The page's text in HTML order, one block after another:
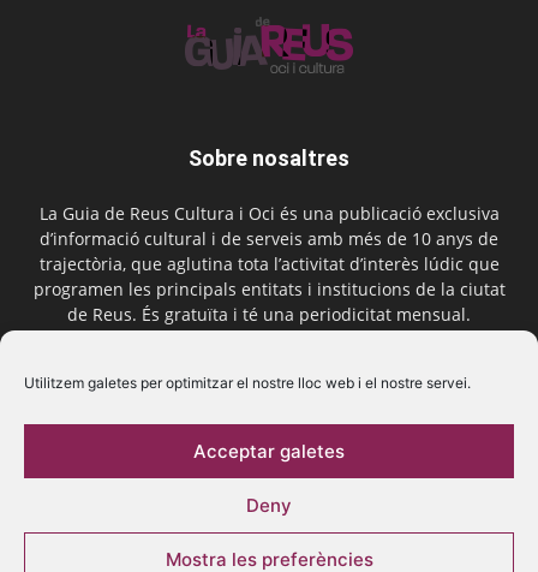
Utilitzem galetes per optimitzar el nostre lloc web i el nostre servei.
Acceptar galetes
Deny
Mostra les preferències
Sobre nosaltres
La Guia de Reus Cultura i Oci és una publicació exclusiva
d’informació cultural i de serveis amb més de 10 anys de
trajectòria, que aglutina tota l’activitat d’interès lúdic que
programen les principals entitats i institucions de la ciutat
de Reus. És gratuïta i té una periodicitat mensual.
Segueix-nos